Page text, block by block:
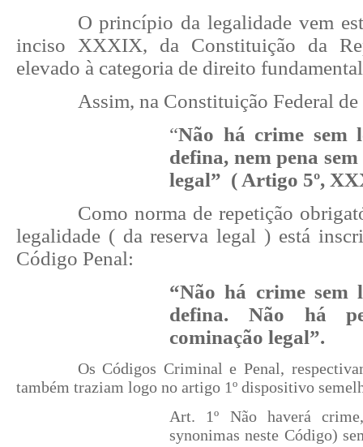
O princípio da legalidade vem
inciso XXXIX, da Constituição da
elevado à categoria de direito
Assim, na Constituição Federal
“Não há crime sem
defina, nem pena
legal” ( Artigo 5º,
Como norma de repetição
legalidade ( da reserva legal ) está
Código Penal:
“Não há crime sem
defina. Não há
cominação legal”.
Os Códigos Criminal e Penal,
também traziam logo no artigo 1º dispositivo
Art. 1º Não haverá
synonimas neste Código)